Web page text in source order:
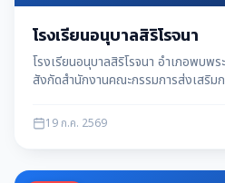
โรงเรียนอนุบาลสิริโรจนา
โรงเรียนอนุบาลสิริโรจนา อำเภอพบพ
สังกัดสำนักงานคณะกรรมการส่งเสริม
19 ก.ค. 2569